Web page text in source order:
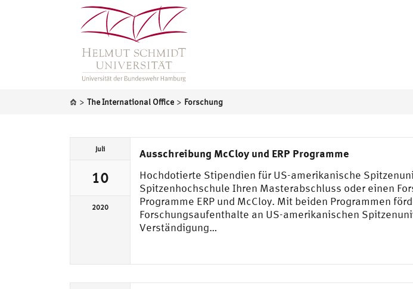
> The International Office > Forschung
Juli
10
2020
Ausschreibung McCloy und ERP Programme
Hochdotierte Stipendien für US-amerikanische
Spitzenhochschule Ihren Masterabschluss oder einen
Programme ERP und McCloy. Mit beiden Programmen
Forschungsaufenthalte an US-amerikanischen
Verständigung…